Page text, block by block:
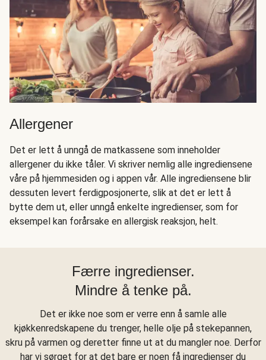
Allergener
Det er lett å unngå de matkassene som inneholder
allergener du ikke tåler. Vi skriver nemlig alle ingrediensene
våre på hjemmesiden og i appen vår. Alle ingrediensene blir
dessuten levert ferdigposjonerte, slik at det er lett å
bytte dem ut, eller unngå enkelte ingredienser, som for
eksempel kan forårsake en allergisk reaksjon, helt.
Færre ingredienser.
Mindre å tenke på.
Det er ikke noe som er verre enn å samle alle
kjøkkenredskapene du trenger, helle olje på stekepannen,
skru på varmen og deretter finne ut at du mangler noe. Derfor
har vi sørget for at det bare er noen få ingredienser du